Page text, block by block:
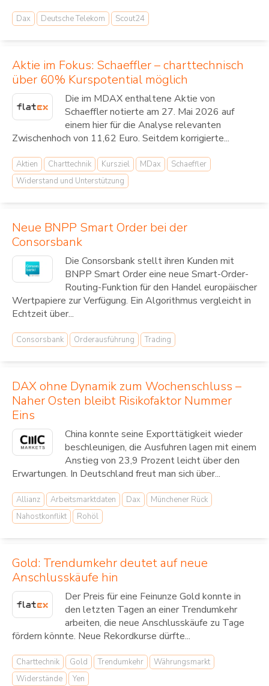
Dax Deutsche Telekom Scout24
Aktie im Fokus: Schaeffler – charttechnisch
über 60% Kurspotential möglich
Die im MDAX enthaltene Aktie von
Schaeffler notierte am 27. Mai 2026 auf
einem hier für die Analyse relevanten
Zwischenhoch von 11,62 Euro. Seitdem korrigierte...
Aktien Charttechnik Kursziel MDax
Schaeffler
Widerstand und Unterstützung
Neue BNPP Smart Order bei der
Consorsbank
Die Consorsbank stellt ihren Kunden mit
BNPP Smart Order eine neue Smart-Order-
Routing-Funktion für den Handel europäischer
Wertpapiere zur Verfügung. Ein Algorithmus vergleicht in
Echtzeit über...
Consorsbank Orderausführung Trading
DAX ohne Dynamik zum Wochenschluss –
Naher Osten bleibt Risikofaktor Nummer
Eins
China konnte seine Exporttätigkeit wieder
beschleunigen, die Ausfuhren lagen mit einem
Anstieg von 23,9 Prozent leicht über den
Erwartungen. In Deutschland freut man sich über...
Allianz Arbeitsmarktdaten Dax
Münchener Rück
Nahostkonflikt
Rohöl
Gold: Trendumkehr deutet auf neue
Anschlusskäufe hin
Der Preis für eine Feinunze Gold konnte in
den letzten Tagen an einer Trendumkehr
arbeiten, die neue Anschlusskäufe zu Tage
fördern könnte. Neue Rekordkurse dürfte...
Charttechnik Gold Trendumkehr
Währungsmarkt
Widerstände
Yen